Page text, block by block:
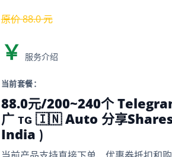
原价88.0元
￥ 服务介绍
当前套餐：
88.0元/200~240个
广 ᴛɢ 🇮🇳 Auto 分享Shares
India ⟯